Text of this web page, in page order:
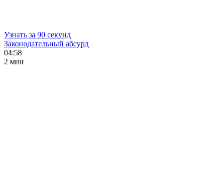
Узнать за 90 секунд
Законодательный абсурд
04:58
2 мин